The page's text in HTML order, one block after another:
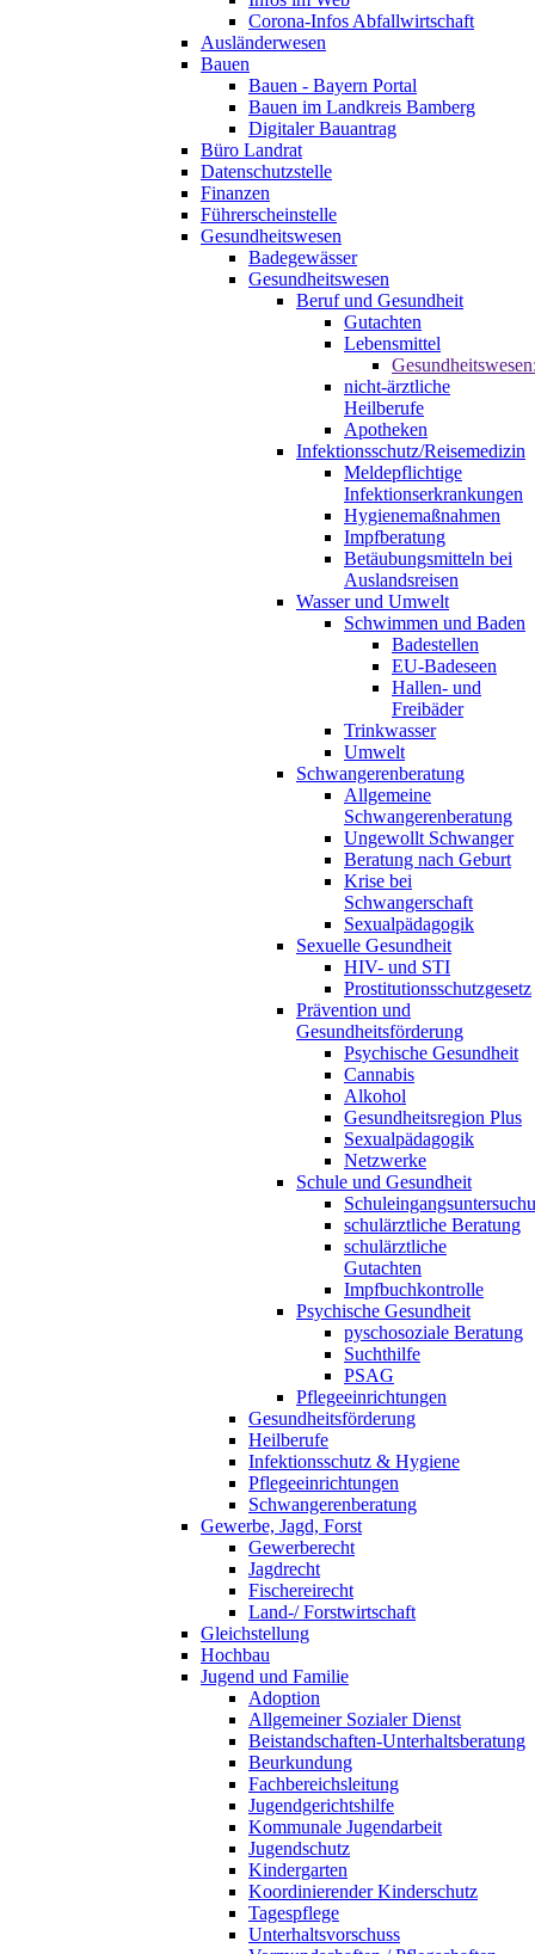
Corona-Infos Abfallwirtschaft
Ausländerwesen
Bauen
Bauen - Bayern Portal
Bauen im Landkreis Bamberg
Digitaler Bauantrag
Büro Landrat
Datenschutzstelle
Finanzen
Führerscheinstelle
Gesundheitswesen
Badegewässer
Gesundheitswesen
Beruf und Gesundheit
Gutachten
Lebensmittel
nicht-ärztliche
Heilberufe
Apotheken
Infektionsschutz/Reisemedizin
Meldepflichtige
Infektionserkrankungen
Hygienemaßnahmen
Impfberatung
Betäubungsmitteln bei
Auslandsreisen
Wasser und Umwelt
Schwimmen und Baden
Badestellen
EU-Badeseen
Hallen- und
Freibäder
Trinkwasser
Umwelt
Schwangerenberatung
Allgemeine
Schwangerenberatung
Ungewollt Schwanger
Beratung nach Geburt
Krise bei
Schwangerschaft
Sexualpädagogik
Sexuelle Gesundheit
HIV- und STI
Prostitutionsschutzgesetz
Prävention und
Gesundheitsförderung
Psychische Gesundheit
Cannabis
Alkohol
Gesundheitsregion Plus
Sexualpädagogik
Netzwerke
Schule und Gesundheit
schulärztliche Beratung
schulärztliche
Gutachten
Impfbuchkontrolle
Psychische Gesundheit
pyschosoziale Beratung
Suchthilfe
PSAG
Pflegeeinrichtungen
Gesundheitsförderung
Heilberufe
Infektionsschutz & Hygiene
Pflegeeinrichtungen
Schwangerenberatung
Gewerbe, Jagd, Forst
Gewerberecht
Jagdrecht
Fischereirecht
Land-/ Forstwirtschaft
Gleichstellung
Hochbau
Jugend und Familie
Adoption
Allgemeiner Sozialer Dienst
Beistandschaften-Unterhaltsberatung
Beurkundung
Fachbereichsleitung
Jugendgerichtshilfe
Kommunale Jugendarbeit
Jugendschutz
Kindergarten
Koordinierender Kinderschutz
Tagespflege
Unterhaltsvorschuss